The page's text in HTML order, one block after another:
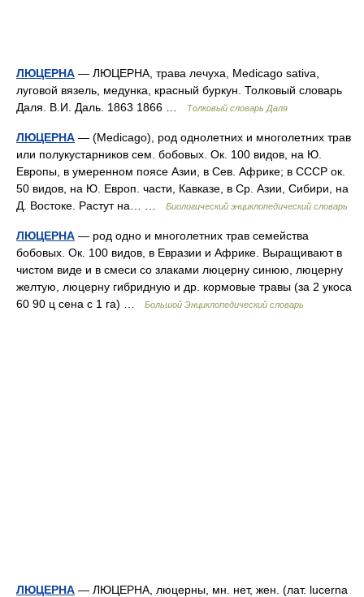
ЛЮЦЕРНА — ЛЮЦЕРНА, трава лечуха, Medicago sativa,
луговой вязель, медунка, красный буркун. Толковый словарь
Даля. В.И. Даль. 1863 1866 …
Толковый словарь Даля
ЛЮЦЕРНА — (Medicago), род однолетних и многолетних трав
или полукустарников сем. бобовых. Ок. 100 видов, на Ю.
Европы, в умеренном поясе Азии, в Сев. Африке; в СССР ок.
50 видов, на Ю. Европ. части, Кавказе, в Ср. Азии, Сибири, на
Д. Востоке. Растут на… …
Биологический энциклопедический словарь
ЛЮЦЕРНА — род одно и многолетних трав семейства
бобовых. Ок. 100 видов, в Евразии и Африке. Выращивают в
чистом виде и в смеси со злаками люцерну синюю, люцерну
желтую, люцерну гибридную и др. кормовые травы (за 2 укоса
60 90 ц сена с 1 га) …
Большой Энциклопедический словарь
ЛЮЦЕРНА — ЛЮЦЕРНА, люцерны, мн. нет, жен. (лат. lucerna